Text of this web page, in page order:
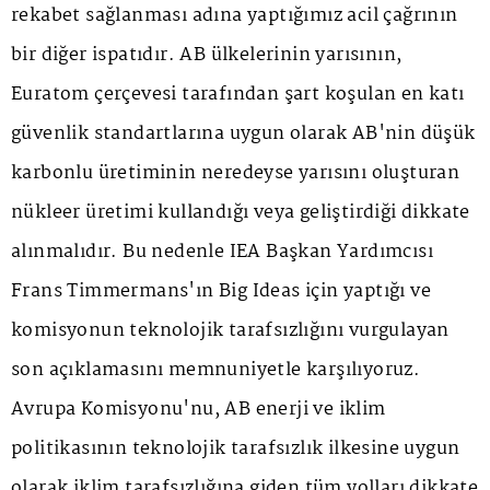
rekabet sağlanması adına yaptığımız acil çağrının
bir diğer ispatıdır. AB ülkelerinin yarısının,
Euratom çerçevesi tarafından şart koşulan en katı
güvenlik standartlarına uygun olarak AB'nin düşük
karbonlu üretiminin neredeyse yarısını oluşturan
nükleer üretimi kullandığı veya geliştirdiği dikkate
alınmalıdır. Bu nedenle IEA Başkan Yardımcısı
Frans Timmermans'ın Big Ideas için yaptığı ve
komisyonun teknolojik tarafsızlığını vurgulayan
son açıklamasını memnuniyetle karşılıyoruz.
Avrupa Komisyonu'nu, AB enerji ve iklim
politikasının teknolojik tarafsızlık ilkesine uygun